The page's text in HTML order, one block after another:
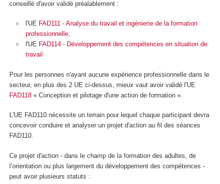
conseillé d'avoir validé préalablement :
l'UE FAD111 - Analyse du travail et ingénierie de la formation
professionnelle,
l'UE FAD114 - Développement des compétences en situation de
travail
Pour les personnes n'ayant aucune expérience professionnelle dans le
secteur, en plus des 2 UE ci-dessus, mieux vaut avoir validé l'UE
FAD118 « Conception et pilotage d'une action de formation ».
L'UE FAD110 nécessite un terrain pour lequel chaque participant devra
concevoir conduire et analyser un projet d'action au fil des séances
FAD110.
Ce projet d'action - dans le champ de la formation des adultes, de
l’orientation ou plus largement du développement des compétences -
peut avoir plusieurs statuts :